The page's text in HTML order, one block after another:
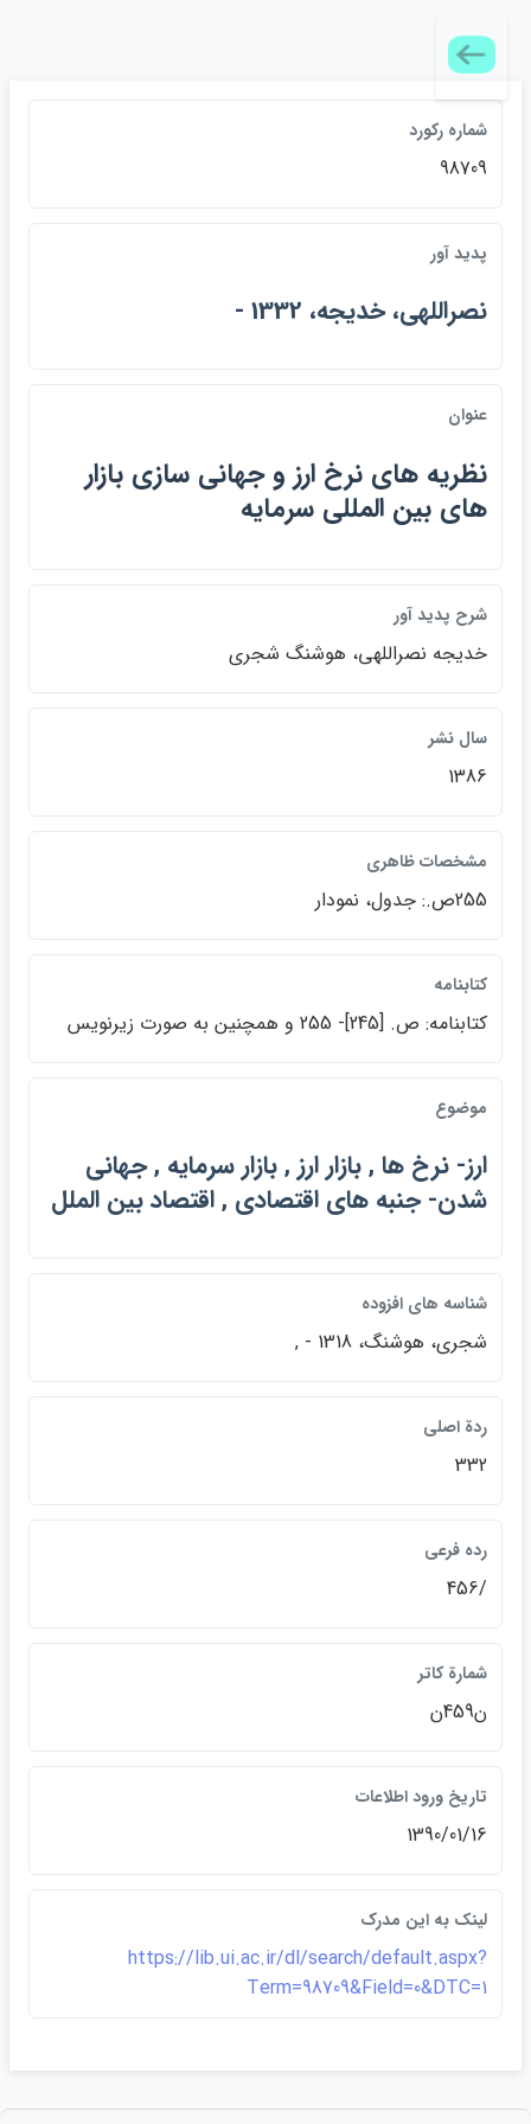
شماره ركورد
98709
پديد آور
نصراللهي، خديجه، 1332 -
عنوان
نظريه هاي نرخ ارز و جهاني سازي بازار
هاي بين المللي سرمايه
شرح پديد آور
خديجه نصراللهي، هوشنگ شجري
سال نشر
1386
مشخصات ظاهري
255ص.: جدول، نمودار
كتابنامه
كتابنامه: ص. [245]- 255 و همچنين به صورت زيرنويس
موضوع
ارز- نرخ ها , بازار ارز , بازار سرمايه , جهاني
شدن- جنبه هاي اقتصادي , اقتصاد بين الملل
شناسه هاي افزوده
شجري، هوشنگ، 1318 - ,
ردة اصلي
332
رده فرعي
/456
شمارة كاتر
ن459ن
تاريخ ورود اطلاعات
1390/01/16
لينک به اين مدرک
https://lib.ui.ac.ir/dl/search/default.aspx?
Term=98709&Field=0&DTC=1